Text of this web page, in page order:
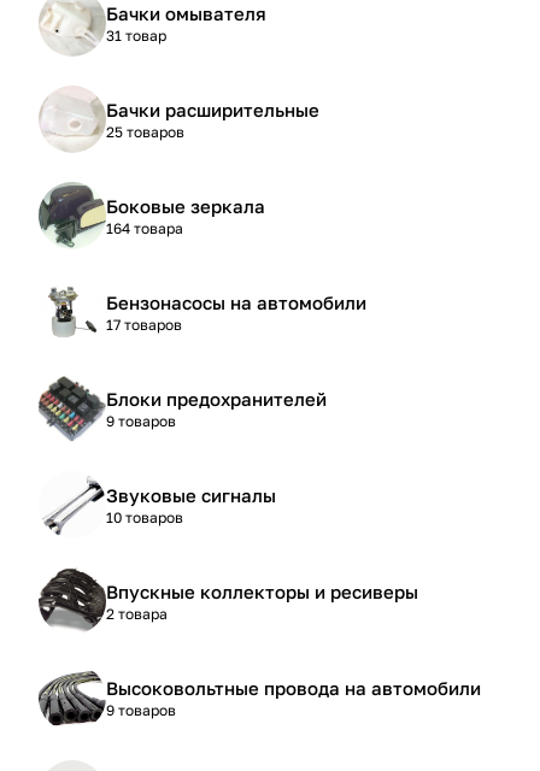
Бачки омывателя
31 товар
Бачки расширительные
25 товаров
Боковые зеркала
164 товара
Бензонасосы на автомобили
17 товаров
Блоки предохранителей
9 товаров
Звуковые сигналы
10 товаров
Впускные коллекторы и ресиверы
2 товара
Высоковольтные провода на автомобили
9 товаров